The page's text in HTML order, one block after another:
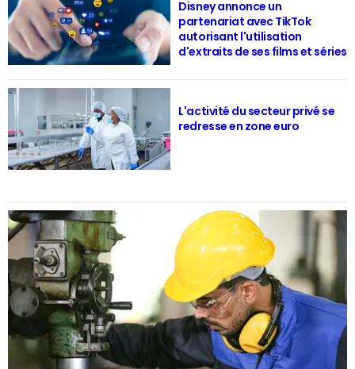
Disney annonce un
partenariat avec TikTok
autorisant l'utilisation
d'extraits de ses films et séries
L'activité du secteur privé se
redresse en zone euro